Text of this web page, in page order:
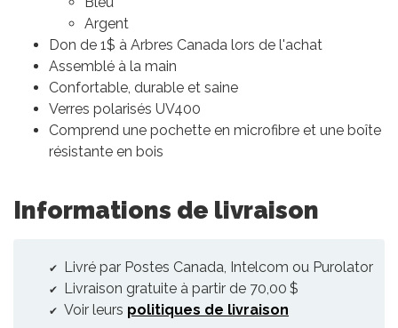
Argent
Don de 1$ à Arbres Canada lors de l'achat
Assemblé à la main
Confortable, durable et saine
Verres polarisés UV400
Comprend une pochette en microfibre et une boîte
résistante en bois
Informations de livraison
Livré par Postes Canada, Intelcom ou Purolator
Livraison gratuite à partir de 70,00 $
Voir leurs politiques de livraison